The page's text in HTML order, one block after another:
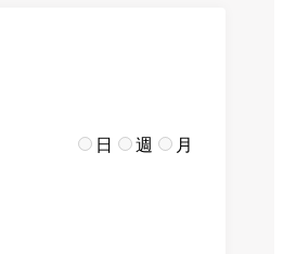
日 週 月